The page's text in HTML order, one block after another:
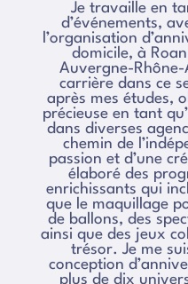
Je travaille en
d’événements,
l’organisation
domicile, à
Auvergne-Rhône-
carrière dans ce
après mes études,
précieuse en tant
dans diverses
chemin de
passion et d’une
élaboré des
enrichissants qui
que le maquillage
de ballons, des
ainsi que des jeux
trésor. Je me
conception
plus de dix